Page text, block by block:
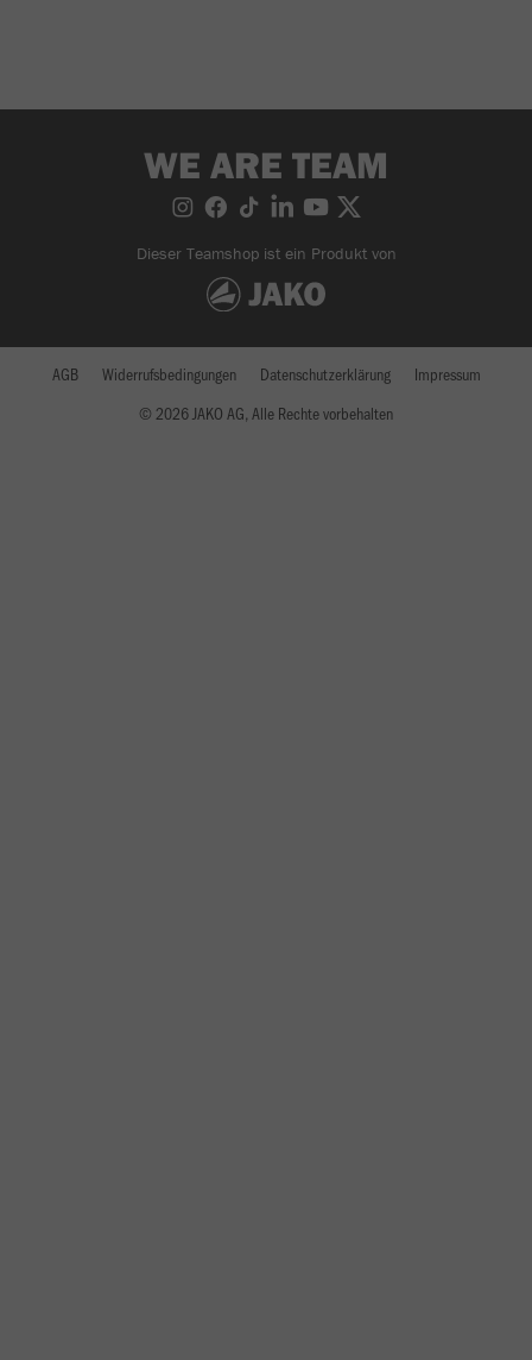
WE ARE TEAM
Dieser Teamshop ist ein Produkt von
© 2026 JAKO AG, Alle Rechte vorbehalten
AGB Widerrufsbedingungen Datenschutzerklärung Impressum